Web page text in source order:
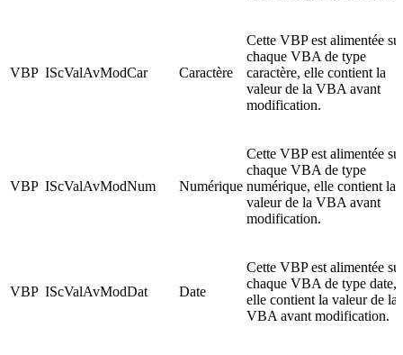
VBP IScValAvModCar Caractère
Cette VBP est alimentée
chaque VBA de type
caractère, elle contient la
valeur de la VBA avant
modification.
VBP IScValAvModNum Numérique
Cette VBP est alimentée
chaque VBA de type
numérique, elle contient la
valeur de la VBA avant
modification.
VBP IScValAvModDat Date
Cette VBP est alimentée
chaque VBA de type date,
elle contient la valeur de la
VBA avant modification.